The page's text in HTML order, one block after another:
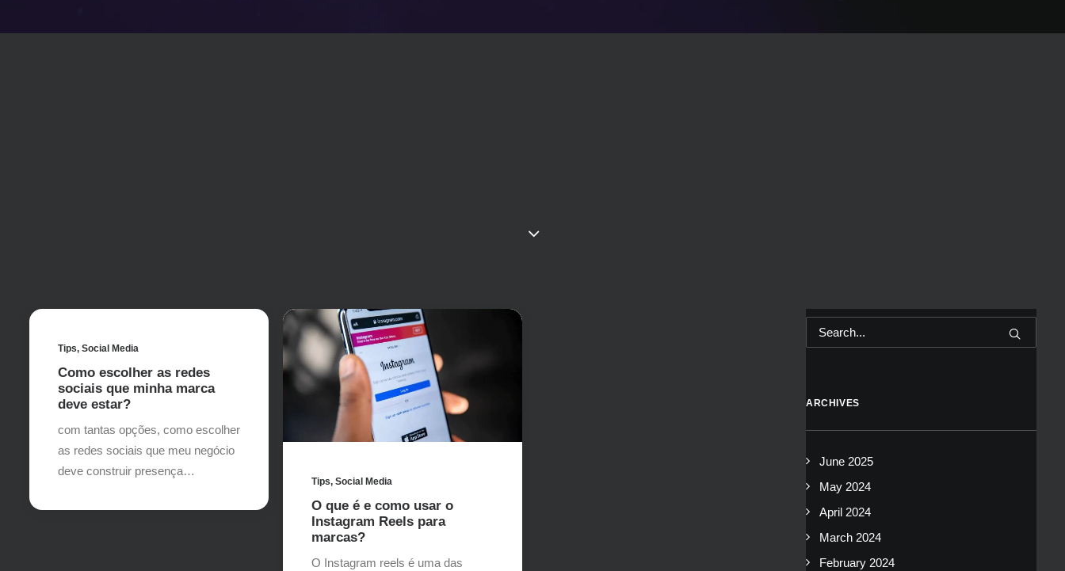
Tips, Social Media
Como escolher as redes
sociais que minha marca
deve estar?
com tantas opções, como escolher
as redes sociais que meu negócio
deve construir presença…
Tips, Social Media
O que é e como usar o
Instagram Reels para
marcas?
O Instagram reels é uma das
ARCHIVES
June 2025
May 2024
April 2024
March 2024
February 2024